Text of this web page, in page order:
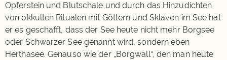
Opferstein und Blutschale und durch das Hinzudichten
von okkulten Ritualen mit Göttern und Sklaven im See hat
er es geschafft, dass der See heute nicht mehr Borgsee
oder Schwarzer See genannt wird, sondern eben
Herthasee. Genauso wie der „Borgwall“, den man heute